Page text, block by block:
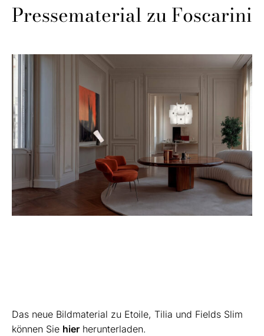
Pressematerial zu Foscarini
Das neue Bildmaterial zu Etoile, Tilia und Fields Slim
können Sie hier herunterladen.